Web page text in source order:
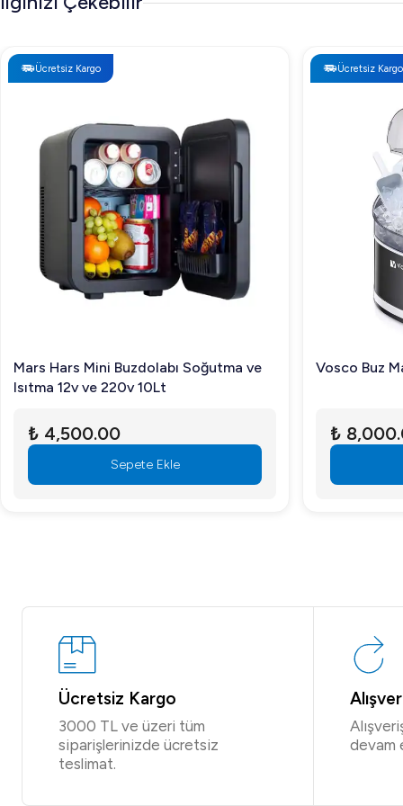
Ücretsiz Kargo
Mars Hars Mini Buzdolabı Soğutma ve
Isıtma 12v ve 220v 10Lt
₺ 4,500.00
Sepete Ekle
Ücretsiz Kargo
Vosco Buz
₺
Ücretsiz Kargo
3000 TL ve üzeri tüm
siparişlerinizde ücretsiz
teslimat.
devam